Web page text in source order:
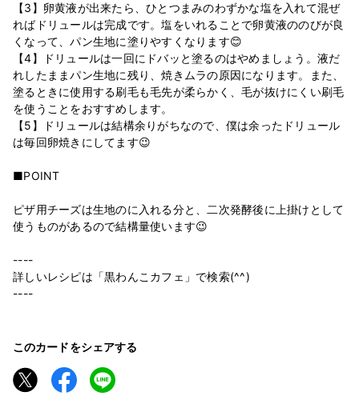
【3】卵黄液が出来たら、ひとつまみのわずかな塩を入れて混ぜ
ればドリュールは完成です。塩をいれることで卵黄液ののびが良
くなって、パン生地に塗りやすくなります😊
【4】ドリュールは一回にドバッと塗るのはやめましょう。液だ
れしたままパン生地に残り、焼きムラの原因になります。また、
塗るときに使用する刷毛も毛先が柔らかく、毛が抜けにくい刷毛
を使うことをおすすめします。
【5】ドリュールは結構余りがちなので、僕は余ったドリュール
は毎回卵焼きにしてます😉
■POINT
ピザ用チーズは生地のに入れる分と、二次発酵後に上掛けとして
使うものがあるので結構量使います😉
----
詳しいレシピは「黒わんこカフェ」で検索(^^)
----
このカードをシェアする